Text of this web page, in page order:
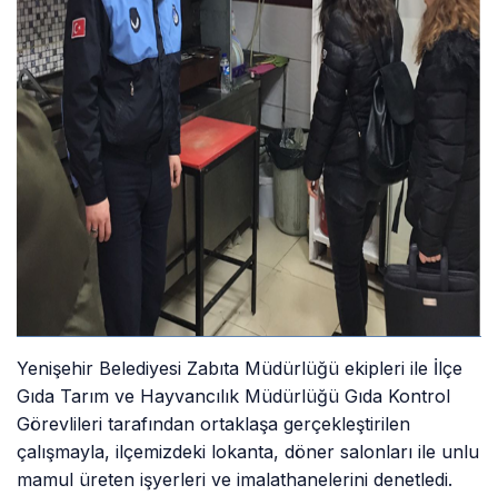
Yenişehir Belediyesi Zabıta Müdürlüğü ekipleri ile İlçe
Gıda Tarım ve Hayvancılık Müdürlüğü Gıda Kontrol
Görevlileri tarafından ortaklaşa gerçekleştirilen
çalışmayla, ilçemizdeki lokanta, döner salonları ile unlu
mamul üreten işyerleri ve imalathanelerini denetledi.